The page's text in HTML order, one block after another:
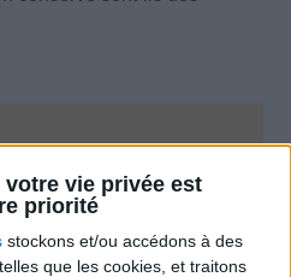
votre vie privée est
priorité
stockons et/ou accédons à des
que les cookies, et traitons
vous perdre ?
5 à 10